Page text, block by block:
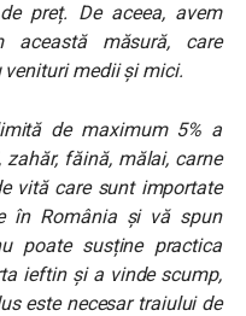
preț. De aceea, avem
această măsură, care
medii și mici.
de maximum 5% a
făină, mălai, carne
vită care sunt importate
în România și vă spun
poate susține practica
ieftin și a vinde scump,
este necesar traiului de